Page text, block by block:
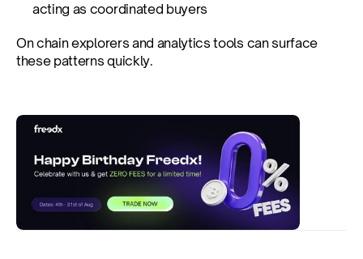
acting as coordinated buyers
On chain explorers and analytics tools can surface
these patterns quickly.